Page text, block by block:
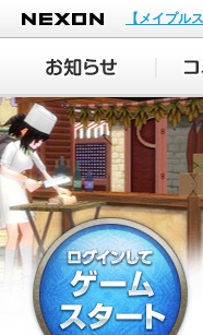
NEXON
【メイプル